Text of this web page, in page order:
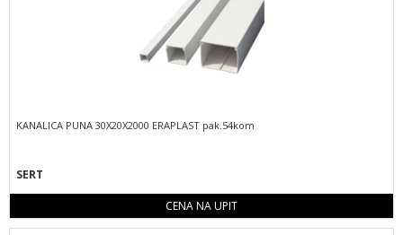
KANALICA PUNA 30X20X2000 ERAPLAST pak.54kom
SERT
CENA NA UPIT